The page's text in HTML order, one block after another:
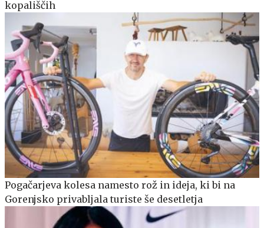
kopališčih
Pogačarjeva kolesa namesto rož in ideja, ki bi na
Gorenjsko privabljala turiste še desetletja